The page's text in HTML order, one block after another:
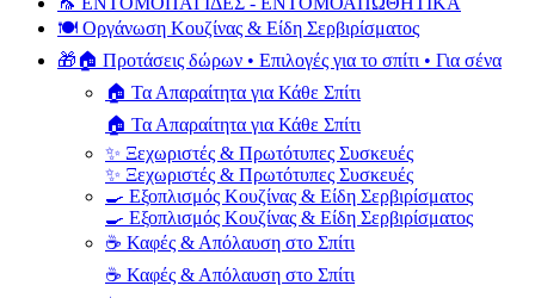
🍽️ Οργάνωση Κουζίνας & Είδη Σερβιρίσματος
🎁🏠 Προτάσεις δώρων • Επιλογές για το σπίτι • Για σένα
🏠 Τα Απαραίτητα για Κάθε Σπίτι
🏠 Τα Απαραίτητα για Κάθε Σπίτι
✨ Ξεχωριστές & Πρωτότυπες Συσκευές
✨ Ξεχωριστές & Πρωτότυπες Συσκευές
🍳 Εξοπλισμός Κουζίνας & Είδη Σερβιρίσματος
🍳 Εξοπλισμός Κουζίνας & Είδη Σερβιρίσματος
☕ Καφές & Απόλαυση στο Σπίτι
☕ Καφές & Απόλαυση στο Σπίτι